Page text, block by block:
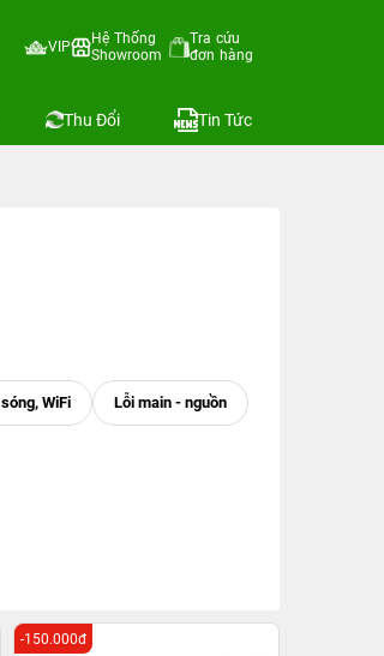
VIP
Hệ Thống
Showroom
Tra cứu
đơn hàng
Thu Đổi Tin Tức
-150.000đ